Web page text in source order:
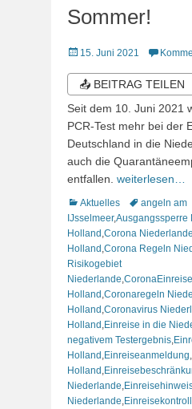
Sommer!
Veröffentlicht
15. Juni 2021
📤 BEITRAG TEILEN
Seit dem 10. Juni 2021
PCR-Test mehr bei der
Deutschland in die
auch die
entfallen. weiterlesen…
Kategorien
Aktuelles Schlagworte
angeln am
IJsselmeer,Ausgangssperre
Holland Corona Niederlande
Holland Corona Regeln
Risikogebiet
Niederlande
Holland Coronaregeln
Holland Coronavirus
Holland Einreise in die
negativem Testergebnis
Holland Einreiseanmeldung
Holland
Niederlande
Niederlande